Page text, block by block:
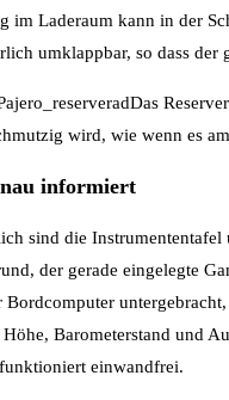
im Laderaum kann in der
umklappbar, so dass der
Das
wird, wie wenn es
informiert
sind die
der gerade eingelegte
Bordcomputer
Höhe, Barometerstand und
einwandfrei.